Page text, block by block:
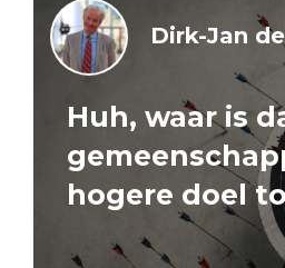
Dirk-Jan
Huh, waar is
hogere doel